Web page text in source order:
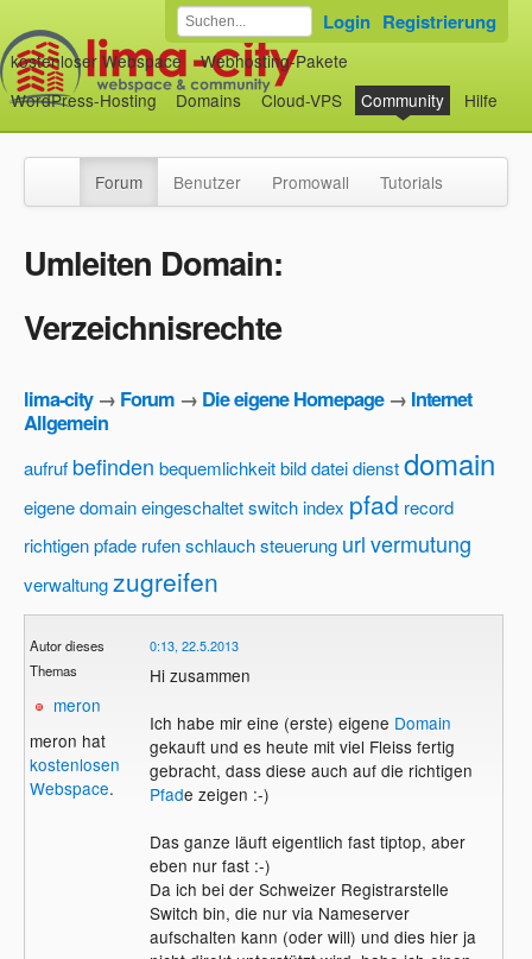
kostenloser Webspace
Webhosting-Pakete
WordPress-Hosting
Domains Cloud-VPS Community Hilfe
Login Registrierung
Forum Benutzer Promowall Tutorials
Umleiten Domain:
Verzeichnisrechte
lima-city→ Forum → Die eigene Homepage→ Internet
Allgemein
aufruf befinden bequemlichkeitbilddateidienstdomain
eigene domaineingeschaltet switchindex pfad record
richtigen pfade rufenschlauchsteuerung urlvermutung
verwaltungzugreifen
Autor dieses
Themas
meron
meron hat
kostenlosen
Webspace.
0:13, 22.5.2013
Hi zusammen
Ich habe mir eine (erste) eigene Domain
gekauft und es heute mit viel Fleiss fertig
gebracht, dass diese auch auf die richtigen
Pfade zeigen :-)
Das ganze läuft eigentlich fast tiptop, aber
eben nur fast :-)
Da ich bei der Schweizer Registrarstelle
Switch bin, die nur via Nameserver
aufschalten kann (oder will) und dies hier ja